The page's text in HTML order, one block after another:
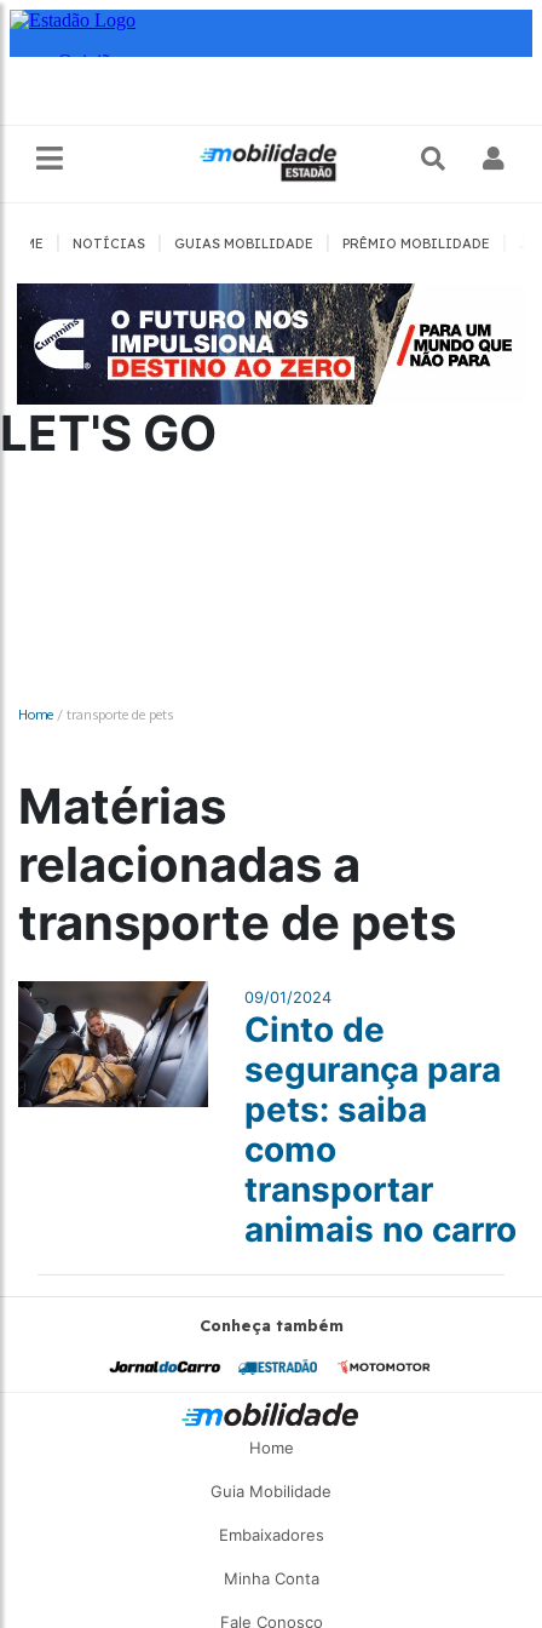
HOME NOTÍCIAS GUIAS MOBILIDADE PRÊMIO MOBILIDADE
LET'S GO
Home / transporte de pets
Matérias
relacionadas a
transporte de pets
09/01/2024
Cinto de
segurança para
pets: saiba
como
transportar
animais no carro
Conheça também
Home
Guia Mobilidade
Embaixadores
Minha Conta
Fale Conosco